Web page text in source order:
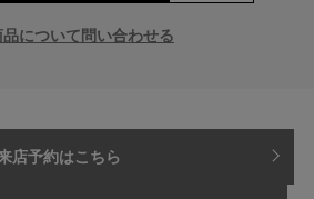
品について問い合わせる
店予約はこちら